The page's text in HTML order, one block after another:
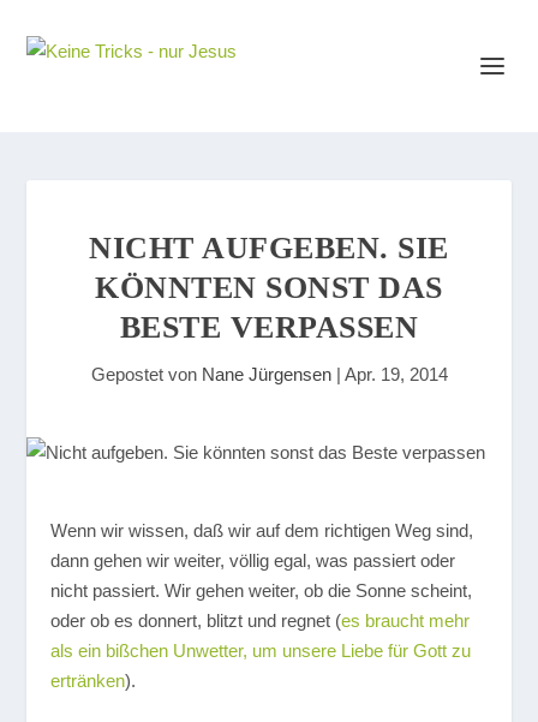
NICHT AUFGEBEN. SIE
KÖNNTEN SONST DAS
BESTE VERPASSEN
Gepostet von Nane Jürgensen| Apr. 19, 2014
Wenn wir wissen, daß wir auf dem richtigen Weg sind,
dann gehen wir weiter, völlig egal, was passiert oder
nicht passiert. Wir gehen weiter, ob die Sonne scheint,
oder ob es donnert, blitzt und regnet (es braucht mehr
als ein bißchen Unwetter, um unsere Liebe für Gott zu
ertränken).